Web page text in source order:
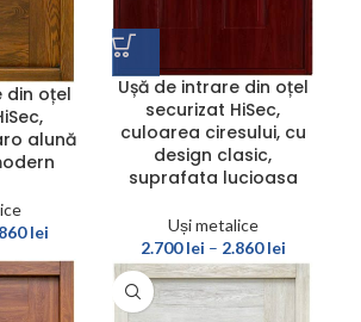
din oțel
alună
lei
Ușă de intrare din oțel
securizat HiSec,
culoarea ciresului, cu
design clasic,
suprafata lucioasa
Uși metalice
2.700lei – 2.860lei